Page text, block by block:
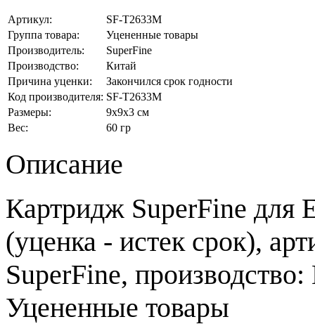
Артикул:
SF-T2633M
Группа товара:
Уцененные товары
Производитель:
SuperFine
Производство:
Китай
Причина уценки:
Закончился срок годности
Код производителя: SF-T2633M
Размеры:
9x9x3 см
Вес:
60 гр
Описание
Картридж SuperFine для
(уценка - истек срок),
SuperFine,
Уцененные товары